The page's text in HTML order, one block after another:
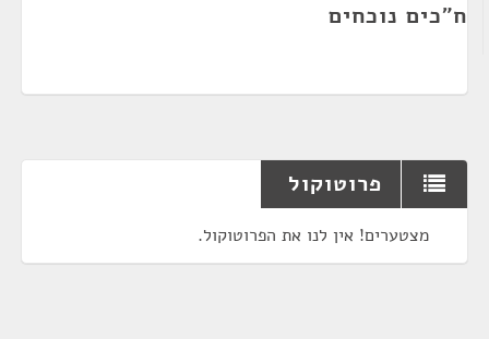
ח"כים נוכחים
פרוטוקול
מצטערים! אין לנו את הפרוטוקול.